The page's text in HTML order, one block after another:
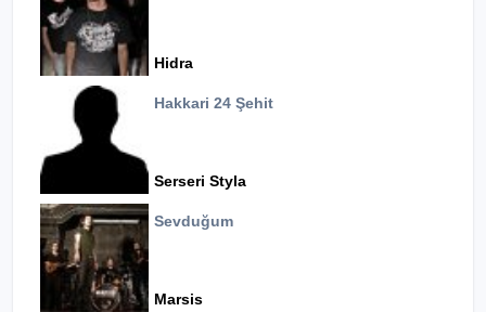
Hidra
Hakkari 24 Şehit
Serseri Styla
Sevduğum
Marsis